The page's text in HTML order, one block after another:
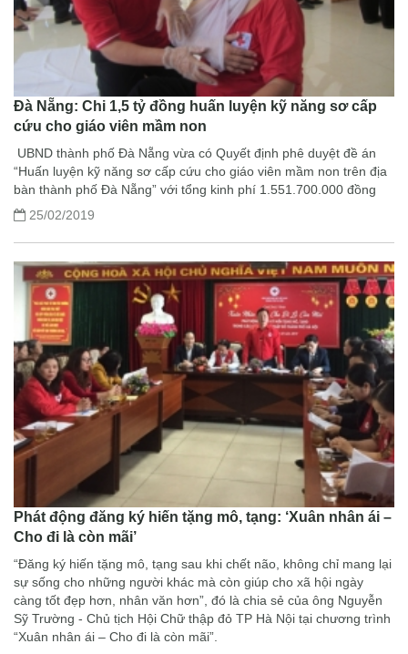
Đà Nẵng: Chi 1,5 tỷ đồng huấn luyện kỹ năng sơ cấp
cứu cho giáo viên mầm non
UBND thành phố Đà Nẵng vừa có Quyết định phê duyệt đề án
“Huấn luyện kỹ năng sơ cấp cứu cho giáo viên mầm non trên địa
bàn thành phố Đà Nẵng” với tổng kinh phí 1.551.700.000 đồng
25/02/2019
Phát động đăng ký hiến tặng mô, tạng: ‘Xuân nhân ái –
Cho đi là còn mãi’
“Đăng ký hiến tặng mô, tạng sau khi chết não, không chỉ mang lại
sự sống cho những người khác mà còn giúp cho xã hội ngày
càng tốt đẹp hơn, nhân văn hơn”, đó là chia sẻ của ông Nguyễn
Sỹ Trường - Chủ tịch Hội Chữ thập đỏ TP Hà Nội tại chương trình
“Xuân nhân ái – Cho đi là còn mãi”.